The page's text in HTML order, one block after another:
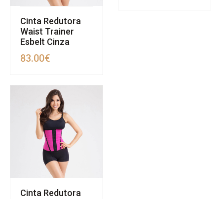
Cinta Redutora
Waist Trainer
Esbelt Cinza
83.00€
Cinta Redutora